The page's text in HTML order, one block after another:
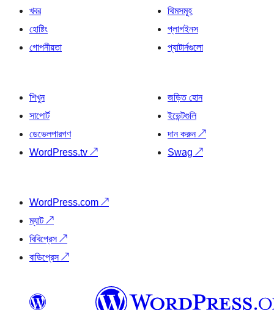
খবর
হোষ্টিং
গোপনীয়তা
থিমসমূহ
প্লাগইনস
প্যাটার্নগুলো
শিখুন
সাপোর্ট
ডেভেলপারগণ
WordPress.tv ↗
জড়িত হোন
ইভেন্টগুলি
দান করুন↗
Swag ↗
WordPress.com ↗
ম্যাট↗
বিবিপ্রেস↗
বাডিপ্রেস↗